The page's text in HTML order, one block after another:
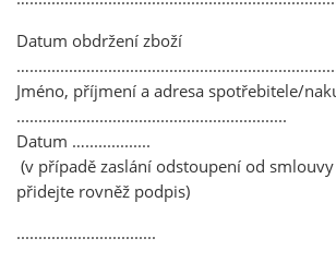
Datum obdržení zboží
Jméno, příjmení a adresa spotřebitele/
..............................................................
Datum …...............
(v případě zaslání odstoupení od
přidejte rovněž podpis)
................................